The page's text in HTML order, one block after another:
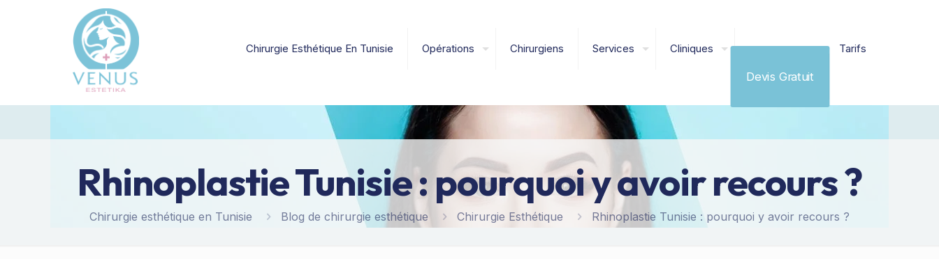
Chirurgie Esthétique En Tunisie Opérations Chirurgiens Services Cliniques
Devis Gratuit
Tarifs
Rhinoplastie Tunisie : pourquoi y avoir recours ?
Chirurgie esthétique en Tunisie Blog de chirurgie esthétique Chirurgie Esthétique Rhinoplastie Tunisie : pourquoi y avoir recours ?